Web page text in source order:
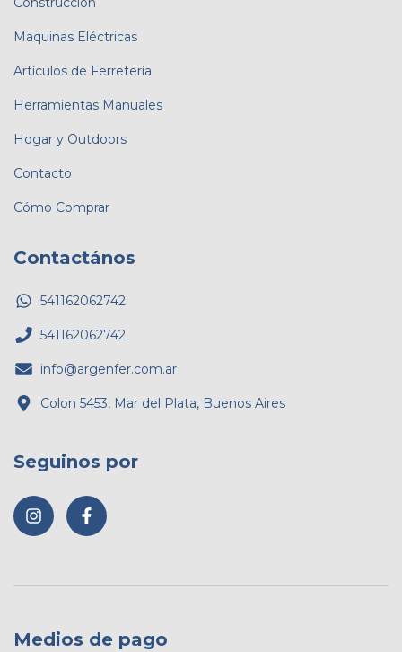
Maquinas Eléctricas
Artículos de Ferretería
Herramientas Manuales
Hogar y Outdoors
Contacto
Cómo Comprar
Contactános
541162062742
541162062742
info@argenfer.com.ar
Colon 5453, Mar del Plata, Buenos Aires
Seguinos por
Medios de pago